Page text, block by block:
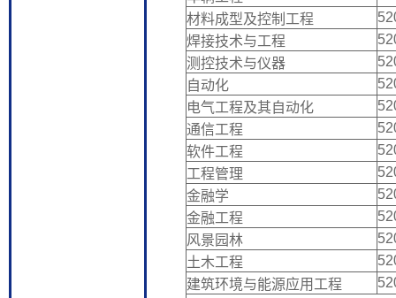
材料成型及控制工程
焊接技术与工程
测控技术与仪器
自动化
电气工程及其自动化
通信工程
软件工程
工程管理
金融学
金融工程
风景园林
土木工程
建筑环境与能源应用工程